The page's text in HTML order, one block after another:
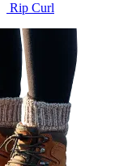
Rip Curl